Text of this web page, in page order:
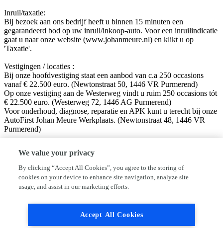
Inruil/taxatie:
Bij bezoek aan ons bedrijf heeft u binnen 15 minuten een
gegarandeerd bod op uw inruil/inkoop-auto. Voor een inruilindicatie
gaat u naar onze website (www.johanmeure.nl) en klikt u op
'Taxatie'.
Vestigingen / locaties :
Bij onze hoofdvestiging staat een aanbod van c.a 250 occasions
vanaf € 22.500 euro. (Newtonstraat 50, 1446 VR Purmerend)
Op onze vestiging aan de Westerweg vindt u ruim 250 occasions tót
€ 22.500 euro. (Westerweg 72, 1446 AG Purmerend)
Voor onderhoud, diagnose, reparatie en APK kunt u terecht bij onze
AutoFirst Johan Meure Werkplaats. (Newtonstraat 48, 1446 VR
Purmerend)
Facebook: Autobedrijf Johan Meure
Instagram: @autobedrijfjohanmeure
Hoewel aan de informatie van deze website de grootst mogelijke
dan ook. Neem altijd even contact met ons op alvorens uw vertrek
We value your privacy
By clicking “Accept All Cookies”, you agree to the storing of
cookies on your device to enhance site navigation, analyze site
usage, and assist in our marketing efforts.
Accept All Cookies